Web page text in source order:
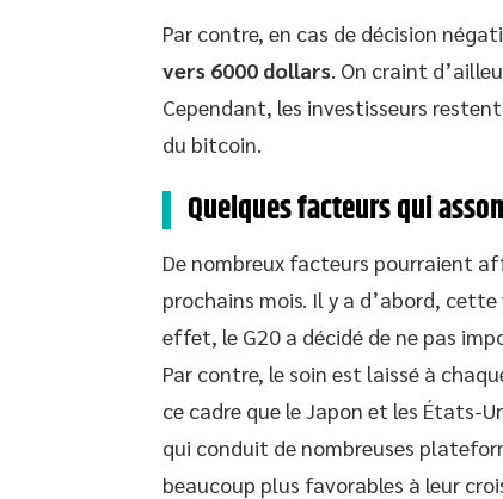
Par contre, en cas de décision
vers 6000 dollars. On craint
Cependant, les investisseurs
du bitcoin.
Quelques facteurs qui
De nombreux facteurs pourraient
prochains mois. Il y a d’abord,
effet, le G20 a décidé de ne pas
Par contre, le soin est laissé à
ce cadre que le Japon et les États-
qui conduit de nombreuses
beaucoup plus favorables à leur